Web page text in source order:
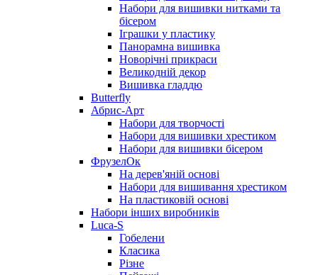
Набори для вишивки нитками та
бісером
Іграшки у пластику
Панорамна вишивка
Новорічні прикраси
Великодній декор
Вишивка гладдю
Butterfly
Абрис-Арт
Набори для творчості
Набори для вишивки хрестиком
Набори для вишивки бісером
ФрузелОк
На дерев'яній основі
Набори для вишивання хрестиком
На пластиковій основі
Набори інших виробників
Luca-S
Гобелени
Класика
Різне